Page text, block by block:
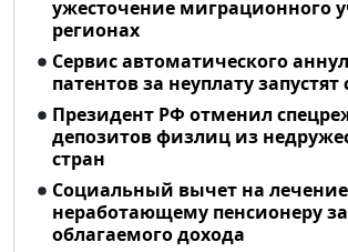
ужесточение миграционного
регионах
Сервис автоматического
патентов за неуплату запустят
Президент РФ отменил
депозитов физлиц из
стран
Социальный вычет на лечение
неработающему пенсионеру
облагаемого дохода